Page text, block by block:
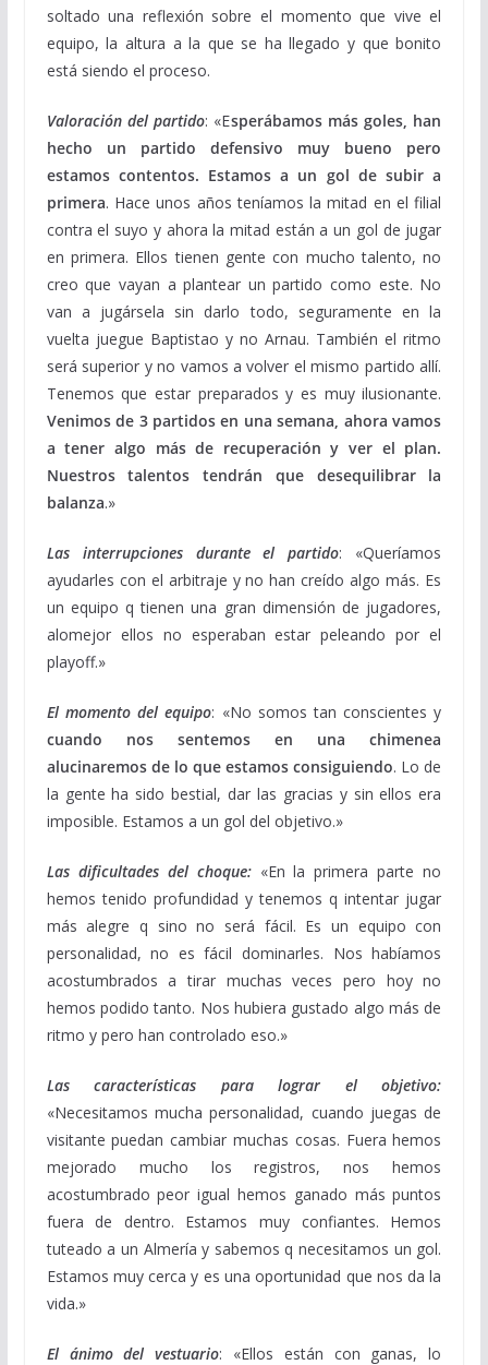
soltado una reflexión sobre el momento que vive el
equipo, la altura a la que se ha llegado y que bonito
está siendo el proceso.
Valoración del partido: «Esperábamos más goles, han
hecho un partido defensivo muy bueno pero
estamos contentos. Estamos a un gol de subir a
primera. Hace unos años teníamos la mitad en el filial
contra el suyo y ahora la mitad están a un gol de jugar
en primera. Ellos tienen gente con mucho talento, no
creo que vayan a plantear un partido como este. No
van a jugársela sin darlo todo, seguramente en la
vuelta juegue Baptistao y no Arnau. También el ritmo
será superior y no vamos a volver el mismo partido allí.
Tenemos que estar preparados y es muy ilusionante.
Venimos de 3 partidos en una semana, ahora vamos
a tener algo más de recuperación y ver el plan.
Nuestros talentos tendrán que desequilibrar la
balanza.»
Las interrupciones durante el partido: «Queríamos
ayudarles con el arbitraje y no han creído algo más. Es
un equipo q tienen una gran dimensión de jugadores,
alomejor ellos no esperaban estar peleando por el
playoff.»
El momento del equipo: «No somos tan conscientes y
cuando nos sentemos en una chimenea
alucinaremos de lo que estamos consiguiendo. Lo de
la gente ha sido bestial, dar las gracias y sin ellos era
imposible. Estamos a un gol del objetivo.»
Las dificultades del choque:«En la primera parte no
hemos tenido profundidad y tenemos q intentar jugar
más alegre q sino no será fácil. Es un equipo con
personalidad, no es fácil dominarles. Nos habíamos
acostumbrados a tirar muchas veces pero hoy no
hemos podido tanto. Nos hubiera gustado algo más de
ritmo y pero han controlado eso.»
Las características para lograr el objetivo:
«Necesitamos mucha personalidad, cuando juegas de
visitante puedan cambiar muchas cosas. Fuera hemos
mejorado mucho los registros, nos hemos
acostumbrado peor igual hemos ganado más puntos
fuera de dentro. Estamos muy confiantes. Hemos
tuteado a un Almería y sabemos q necesitamos un gol.
Estamos muy cerca y es una oportunidad que nos da la
vida.»
El ánimo del vestuario: «Ellos están con ganas, lo